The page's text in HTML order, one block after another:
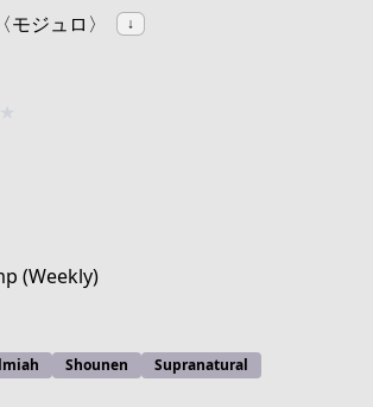
ジュロ〉 ↓
(Weekly)
Shounen Supranatural